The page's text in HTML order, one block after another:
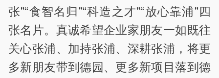
张”“食智名归”“科造之才”“放心靠浦”四
张名片。真诚希望企业家朋友一如既往
关心张浦、加持张浦、深耕张浦，将更
多新朋友带到德园、更多新项目落到德